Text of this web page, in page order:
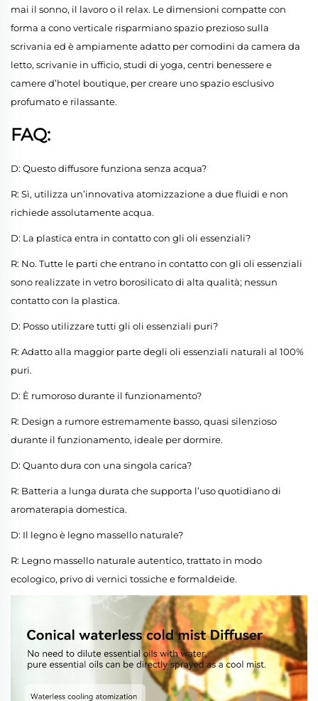
mai il sonno, il lavoro o il relax. Le dimensioni compatte con
forma a cono verticale risparmiano spazio prezioso sulla
scrivania ed è ampiamente adatto per comodini da camera da
letto, scrivanie in ufficio, studi di yoga, centri benessere e
camere d’hotel boutique, per creare uno spazio esclusivo
profumato e rilassante.
FAQ:
D: Questo diffusore funziona senza acqua?
R: Sì, utilizza un’innovativa atomizzazione a due fluidi e non
richiede assolutamente acqua.
D: La plastica entra in contatto con gli oli essenziali?
R: No. Tutte le parti che entrano in contatto con gli oli essenziali
sono realizzate in vetro borosilicato di alta qualità; nessun
contatto con la plastica.
D: Posso utilizzare tutti gli oli essenziali puri?
R: Adatto alla maggior parte degli oli essenziali naturali al 100%
puri.
D: È rumoroso durante il funzionamento?
R: Design a rumore estremamente basso, quasi silenzioso
durante il funzionamento, ideale per dormire.
D: Quanto dura con una singola carica?
R: Batteria a lunga durata che supporta l’uso quotidiano di
aromaterapia domestica.
D: Il legno è legno massello naturale?
R: Legno massello naturale autentico, trattato in modo
ecologico, privo di vernici tossiche e formaldeide.